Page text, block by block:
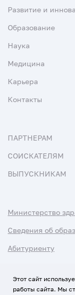
Развитие и
Образование
Наука
Медицина
Карьера
Контакты
ПАРТНЕРАМ
СОИСКАТЕЛЯМ
ВЫПУСКНИКАМ
Министерство
Сведения об
Абитуриенту
Этот сайт
работы сайта. Мы